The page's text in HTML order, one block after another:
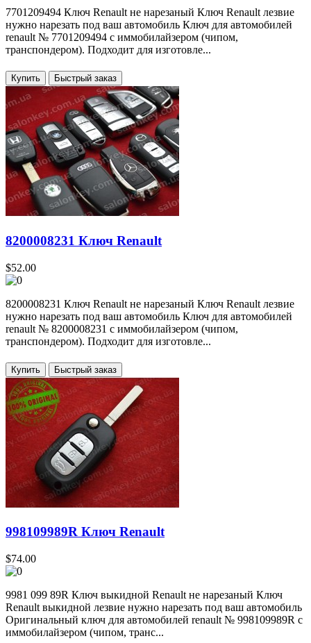
7701209494 Ключ Renault не нарезаный Ключ Renault лезвие
нужно нарезать под ваш автомобиль Ключ для автомобилей
renault № 7701209494 с иммобилайзером (чипом,
транспондером). Подходит для изготовле...
Купить
8200008231 Ключ Renault
$52.00
8200008231 Ключ Renault не нарезаный Ключ Renault лезвие
нужно нарезать под ваш автомобиль Ключ для автомобилей
renault № 8200008231 с иммобилайзером (чипом,
транспондером). Подходит для изготовле...
Купить
998109989R Ключ Renault
$74.00
9981 099 89R Ключ выкидной Renault не нарезаный Ключ
Renault выкидной лезвие нужно нарезать под ваш автомобиль
Оригинальный ключ для автомобилей renault № 998109989R с
иммобилайзером (чипом, транс...